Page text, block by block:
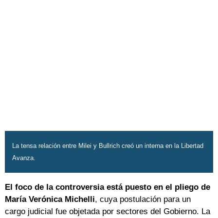
La tensa relación entre Milei y Bullrich creó un interna en la Libertad
Avanza.
El foco de la controversia está puesto en el pliego de
María Verónica Michelli, cuya postulación para un
cargo judicial fue objetada por sectores del Gobierno. La